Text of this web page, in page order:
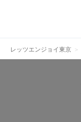
レッツエンジョイ東京